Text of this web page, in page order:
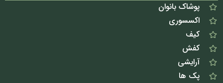
پوشاک بانوان
اکسسوری
کیف
کفش
آرایشی
پک ها